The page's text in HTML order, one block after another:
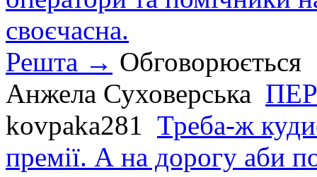
своєчасна.
Решта → Обговорюється
Анжела Суховерська
kovpaka281 Треба-ж
премії. А на дорогу аби